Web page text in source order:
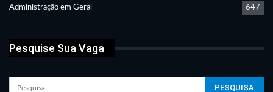
Administração em Geral 647
Pesquise Sua Vaga